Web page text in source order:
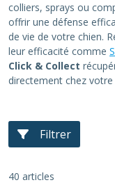
colliers, sprays ou
offrir une défense
de vie de votre chien.
leur efficacité comme
Click & Collect
directement chez votre
Filtrer
40 articles